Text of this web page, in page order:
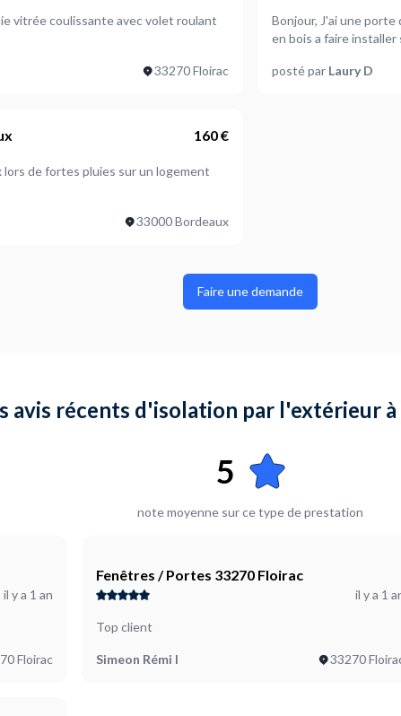
vitrée coulissante avec volet roulant
33270 Floirac
Bonjour, J'ai une
en bois a faire
posté par Laury D
160 €
de fortes pluies sur un logement
33000 Bordeaux
Faire une demande
avis récents d'isolation par l'extérieur
5
note moyenne sur ce type de prestation
il y a 1 an
Floirac
Fenêtres / Portes 33270 Floirac
il y a 1
Top client
Simeon Rémi I 33270